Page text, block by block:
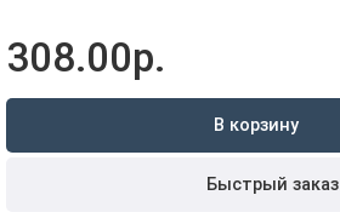
308.00р.
В корзину
Быстрый заказ